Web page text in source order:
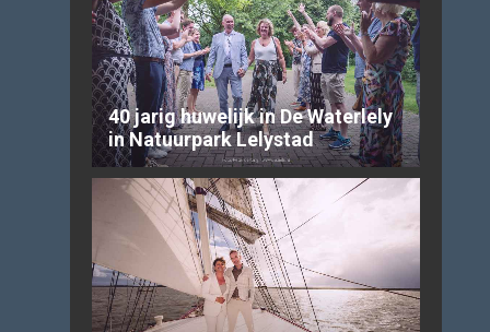
40 jarig huwelijk in De Waterlely
in Natuurpark Lelystad